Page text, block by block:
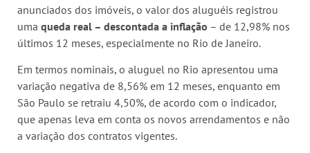
anunciados dos imóveis, o valor dos aluguéis registrou
uma queda real – descontada a inflação – de 12,98% nos
últimos 12 meses, especialmente no Rio de Janeiro.
Em termos nominais, o aluguel no Rio apresentou uma
variação negativa de 8,56% em 12 meses, enquanto em
São Paulo se retraiu 4,50%, de acordo com o indicador,
que apenas leva em conta os novos arrendamentos e não
a variação dos contratos vigentes.